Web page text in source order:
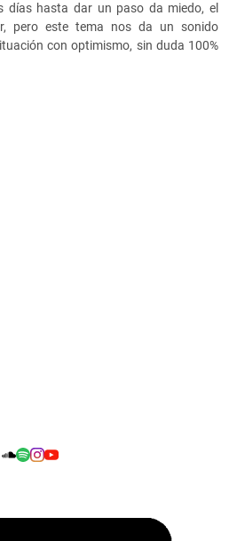
días hasta dar un paso da miedo, el
pero este tema nos da un sonido
con optimismo, sin duda 100%